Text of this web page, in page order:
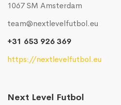
1067 SM Amsterdam
team@nextlevelfutbol.eu
+31 653 926 369
https://nextlevelfutbol.eu
Next Level Futbol